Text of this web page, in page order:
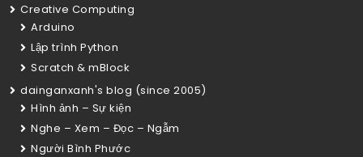
Creative Computing
Arduino
Lập trình Python
Scratch & mBlock
dainganxanh's blog (since 2005)
Hình ảnh – Sự kiện
Nghe – Xem – Đọc – Ngẫm
Người Bình Phước